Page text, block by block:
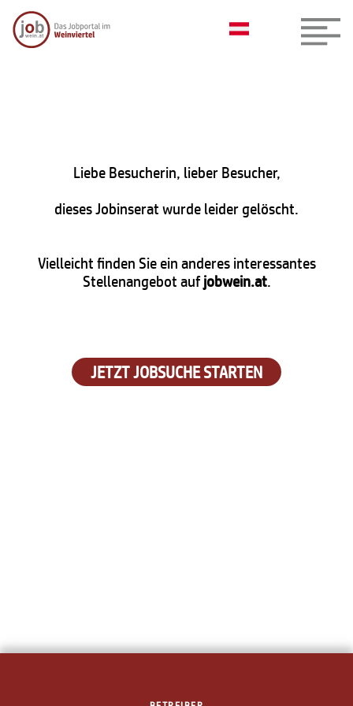
Liebe Besucherin, lieber Besucher,
dieses Jobinserat wurde leider gelöscht.
Vielleicht finden Sie ein anderes interessantes
Stellenangebot aufjobwein.at.
JETZT JOBSUCHE STARTEN